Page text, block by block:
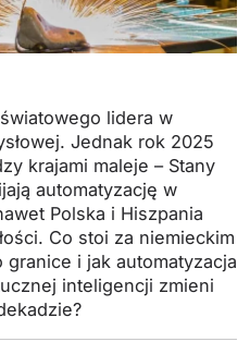
lidera w
Jednak rok 2025
krajami maleje – Stany
automatyzację w
Polska i Hiszpania
Co stoi za niemieckim
i jak automatyzacja
inteligencji zmieni